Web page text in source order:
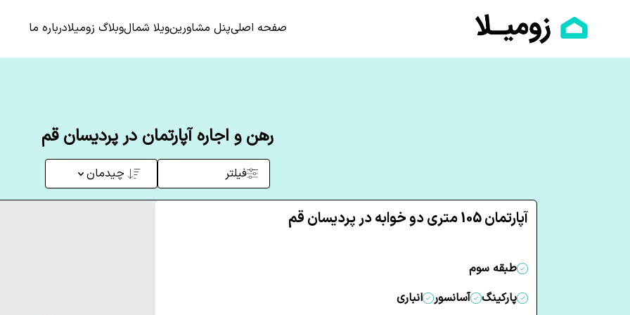
صفحه اصلیپنل مشاورینویلا شمالوبلاگ زومیلادرباره ما
رهن و اجاره آپارتمان در پردیسان قم
فیلتر چیدمان
آپارتمان 105 متری دو خوابه در پردیسان قم
طبقه سوم
پارکینگ
آسانسور
انباری